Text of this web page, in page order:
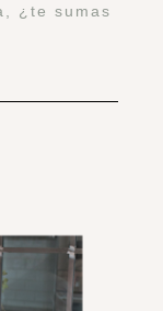
¿te sumas